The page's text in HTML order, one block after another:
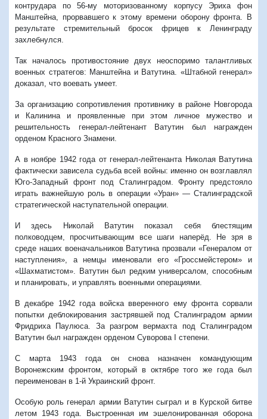
контрудара по 56-му моторизованному корпусу Эриха фон
Манштейна, прорвавшего к этому времени оборону фронта. В
результате стремительный бросок фрицев к Ленинграду
захлебнулся.
Так началось противостояние двух неоспоримо талантливых
военных стратегов: Манштейна и Ватутина. «Штабной генерал»
доказал, что воевать умеет.
За организацию сопротивления противнику в районе Новгорода
и Калинина и проявленные при этом личное мужество и
решительность генерал-лейтенант Ватутин был награжден
орденом Красного Знамени.
А в ноябре 1942 года от генерал-лейтенанта Николая Ватутина
фактически зависела судьба всей войны: именно он возглавлял
Юго-Западный фронт под Сталинградом. Фронту предстояло
играть важнейшую роль в операции «Уран» — Сталинградской
стратегической наступательной операции.
И здесь Николай Ватутин показал себя блестящим
полководцем, просчитывающим все шаги наперёд. Не зря в
среде наших военачальников Ватутина прозвали «Генералом от
наступления», а немцы именовали его «Гроссмейстером» и
«Шахматистом». Ватутин был редким универсалом, способным
и планировать, и управлять военными операциями.
В декабре 1942 года войска вверенного ему фронта сорвали
попытки деблокирования застрявшей под Сталинградом армии
Фридриха Паулюса. За разгром вермахта под Сталинградом
Ватутин был награжден орденом Суворова I степени.
С марта 1943 года он снова назначен командующим
Воронежским фронтом, который в октябре того же года был
переименован в 1-й Украинский фронт.
Особую роль генерал армии Ватутин сыграл и в Курской битве
летом 1943 года. Выстроенная им эшелонированная оборона